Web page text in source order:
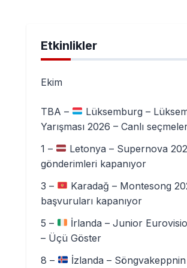
Etkinlikler
Ekim
TBA –
Lüksemburg –
Yarışması 2026 – Canlı
1 –
Letonya – Supernova
gönderimleri kapanıyor
3 –
Karadağ – Montesong
başvuruları kapanıyor
5 –
İrlanda – Junior
– Üçü Göster
8 –
İzlanda –